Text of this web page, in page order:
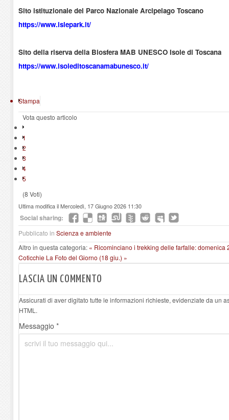
Sito istituzionale del Parco Nazionale Arcipelago Toscano
https://www.islepark.it/
Sito della riserva della Biosfera MAB UNESCO Isole di Toscana
https://www.isoleditoscanamabunesco.it/
Stampa
Vota questo articolo
1
2
3
4
5
(8 Voti)
Ultima modifica il Mercoledì, 17 Giugno 2026 11:30
Social sharing:
Pubblicato in Scienza e ambiente
Altro in questa categoria: « Ricominciano i trekking delle farfalle:
Coticchie La Foto del Giorno (18 giu.) »
LASCIA UN COMMENTO
Assicurati di aver digitato tutte le informazioni richieste, evidenziate da un
HTML.
Messaggio *